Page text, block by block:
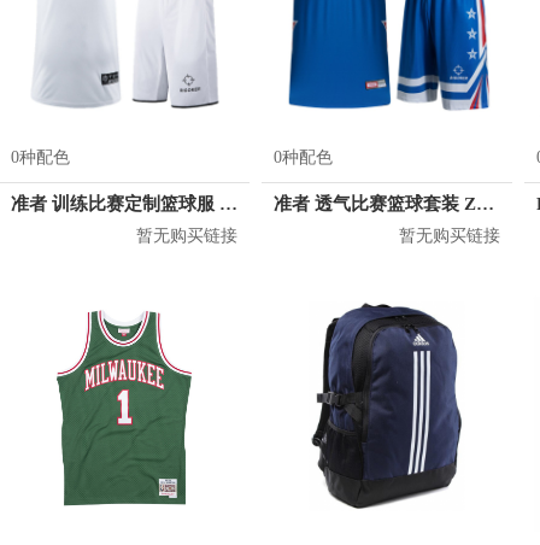
0种配色
准者 训练比赛定制篮球服 Z17110105
暂无购买链接
0种配色
准者 透气比赛篮球套装 Z118210177
暂无购买链接